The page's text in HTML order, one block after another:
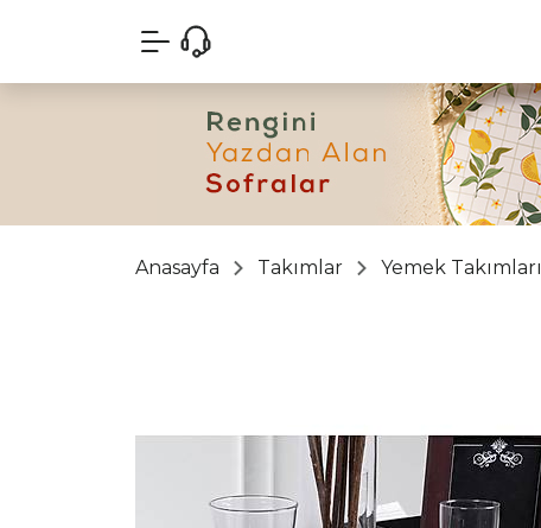
Anasayfa Takımlar Yemek Takımları